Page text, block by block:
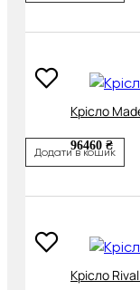
Крісло
96460 ₴
Додати в кошик
Крісло